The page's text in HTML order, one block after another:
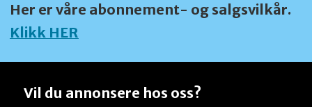
Her er våre abonnement- og salgsvilkår.
Klikk HER
Vil du annonsere hos oss?